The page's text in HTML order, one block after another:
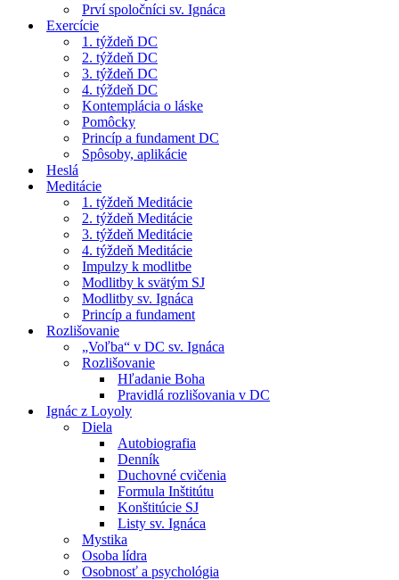
Prví spoločníci sv. Ignáca
Exercície
1. týždeň DC
2. týždeň DC
3. týždeň DC
4. týždeň DC
Kontemplácia o láske
Pomôcky
Princíp a fundament DC
Spôsoby, aplikácie
Heslá
Meditácie
1. týždeň Meditácie
2. týždeň Meditácie
3. týždeň Meditácie
4. týždeň Meditácie
Impulzy k modlitbe
Modlitby k svätým SJ
Modlitby sv. Ignáca
Princíp a fundament
Rozlišovanie
„Voľba“ v DC sv. Ignáca
Rozlišovanie
Hľadanie Boha
Pravidlá rozlišovania v DC
Ignác z Loyoly
Diela
Autobiografia
Denník
Duchovné cvičenia
Formula Inštitútu
Konštitúcie SJ
Listy sv. Ignáca
Mystika
Osoba lídra
Osobnosť a psychológia